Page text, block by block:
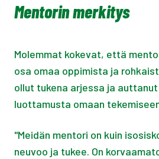
Mentorin merkitys
Molemmat kokevat, että
osa omaa oppimista ja
ollut tukena arjessa ja
luottamusta omaan
"Meidän mentori on kuin
neuvoo ja tukee. On